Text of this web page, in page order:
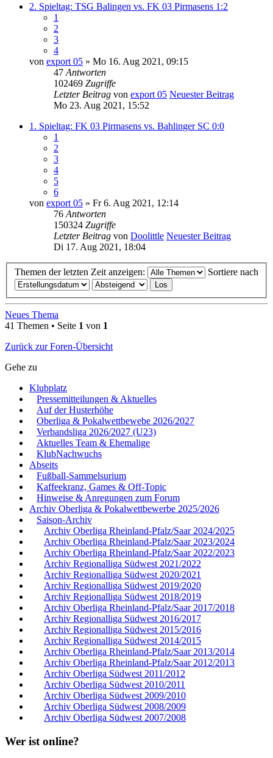
2. Spieltag: TSG Balingen vs. FK 03 Pirmasens 1:2
1
2
3
4
von export 05 » Mo 16. Aug 2021, 09:15
47 Antworten
102469 Zugriffe
Letzter Beitrag von export 05 Neuester Beitrag
Mo 23. Aug 2021, 15:52
1. Spieltag: FK 03 Pirmasens vs. Bahlinger SC 0:0
1
2
3
4
5
6
von export 05 » Fr 6. Aug 2021, 12:14
76 Antworten
150324 Zugriffe
Letzter Beitrag von Doolittle Neuester Beitrag
Di 17. Aug 2021, 18:04
Themen der letzten Zeit anzeigen: Sortiere nach
Neues Thema
41 Themen • Seite 1 von 1
Zurück zur Foren-Übersicht
Gehe zu
Klubplatz
Pressemitteilungen & Aktuelles
Auf der Husterhöhe
Oberliga & Pokalwettbewebe 2026/2027
Verbandsliga 2026/2027 (U23)
Aktuelles Team & Ehemalige
KlubNachwuchs
Abseits
Fußball-Sammelsurium
Kaffeekranz, Games & Off-Topic
Hinweise & Anregungen zum Forum
Archiv Oberliga & Pokalwettbewerbe 2025/2026
Saison-Archiv
Archiv Oberliga Rheinland-Pfalz/Saar 2024/2025
Archiv Oberliga Rheinland-Pfalz/Saar 2023/2024
Archiv Oberliga Rheinland-Pfalz/Saar 2022/2023
Archiv Regionalliga Südwest 2021/2022
Archiv Regionalliga Südwest 2020/2021
Archiv Regionalliga Südwest 2019/2020
Archiv Regionalliga Südwest 2018/2019
Archiv Oberliga Rheinland-Pfalz/Saar 2017/2018
Archiv Regionalliga Südwest 2016/2017
Archiv Regionalliga Südwest 2015/2016
Archiv Regionalliga Südwest 2014/2015
Archiv Oberliga Rheinland-Pfalz/Saar 2013/2014
Archiv Oberliga Rheinland-Pfalz/Saar 2012/2013
Archiv Oberliga Südwest 2011/2012
Archiv Oberliga Südwest 2010/2011
Archiv Oberliga Südwest 2009/2010
Archiv Oberliga Südwest 2008/2009
Archiv Oberliga Südwest 2007/2008
Wer ist online?